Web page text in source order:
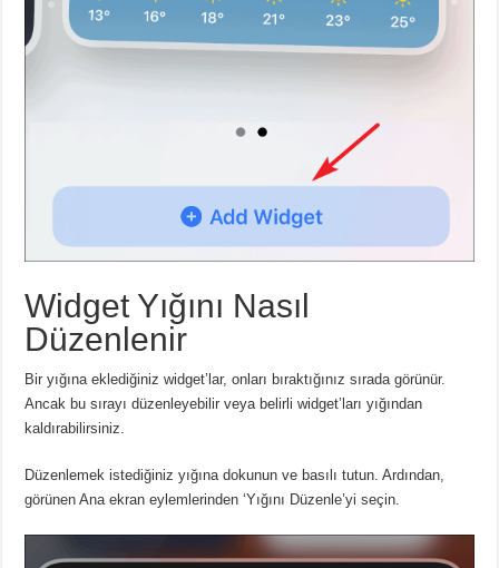
Widget Yığını Nasıl
Düzenlenir
Bir yığına eklediğiniz widget’lar, onları bıraktığınız sırada görünür.
Ancak bu sırayı düzenleyebilir veya belirli widget’ları yığından
kaldırabilirsiniz.
Düzenlemek istediğiniz yığına dokunun ve basılı tutun. Ardından,
görünen Ana ekran eylemlerinden ‘Yığını Düzenle’yi seçin.